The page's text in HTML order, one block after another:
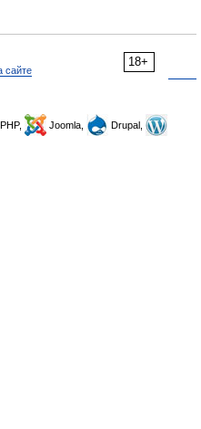
18+
сайте
Joomla,
Drupal,